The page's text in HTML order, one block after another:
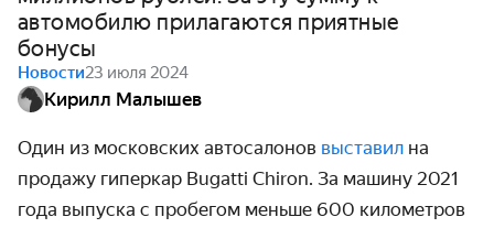
автомобилю прилагаются приятные
бонусы
Новости23 июля 2024
Кирилл Малышев
Один из московских автосалонов выставил на
продажу гиперкар Bugatti Chiron. За машину 2021
года выпуска с пробегом меньше 600 километров